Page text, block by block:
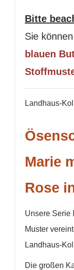
Bitte
Sie können
blauen
Landhaus-
Marie
Rose
Unsere Serie
Muster
Landhaus-
Die großen